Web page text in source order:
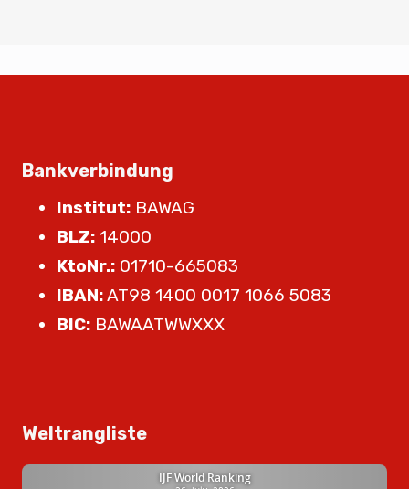
Bankverbindung
Institut: BAWAG
BLZ: 14000
KtoNr.: 01710-665083
IBAN:AT98 1400 0017 1066 5083
BIC: BAWAATWWXXX
Weltrangliste